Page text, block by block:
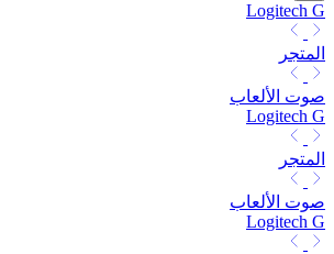
Logitech G
المتجر
صوت الألعاب
Logitech G
المتجر
صوت الألعاب
Logitech G